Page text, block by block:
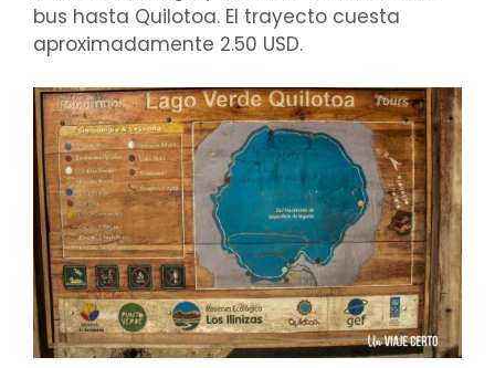
bus hasta Quilotoa. El trayecto cuesta
aproximadamente 2.50 USD.